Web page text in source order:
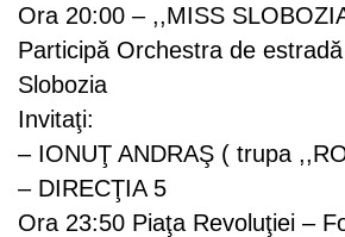
Ora 20:00 – ,,MISS
Participă Orchestra de
Slobozia
Invitaţi:
– IONUŢ ANDRAŞ ( trupa
– DIRECŢIA 5
Ora 23:50 Piaţa Revoluţiei –